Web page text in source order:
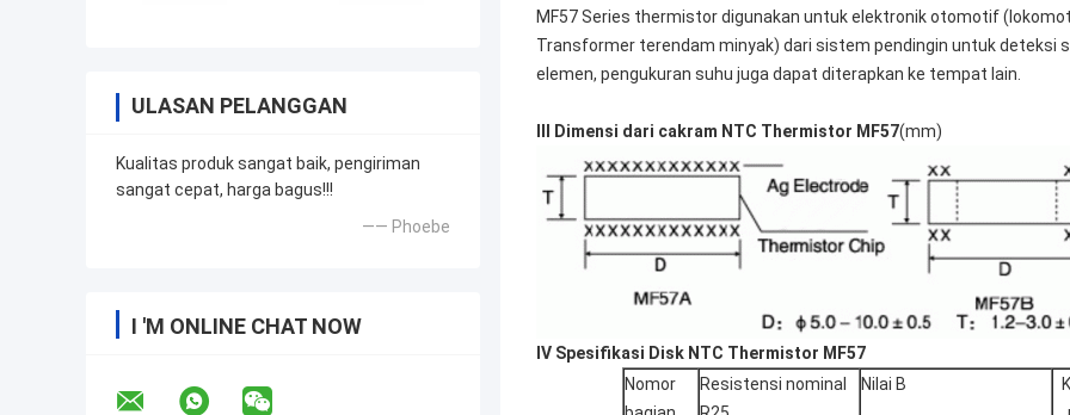
ULASAN PELANGGAN
Kualitas produk sangat baik, pengiriman
sangat cepat, harga bagus!!!
—— Phoebe
I 'M ONLINE CHAT NOW
MF57 Series thermistor digunakan untuk elektronik otomotif
Transformer terendam minyak) dari sistem pendingin untuk deteksi
elemen, pengukuran suhu juga dapat diterapkan ke tempat lain.
III Dimensi dari cakram NTC Thermistor MF57(mm)
IV Spesifikasi Disk NTC Thermistor MF57
Nomor
Resistensi nominal
Nilai B